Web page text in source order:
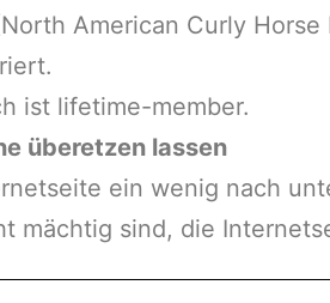
American Curly
ist lifetime-member.
überetzen lassen
ein wenig nach
mächtig sind, die